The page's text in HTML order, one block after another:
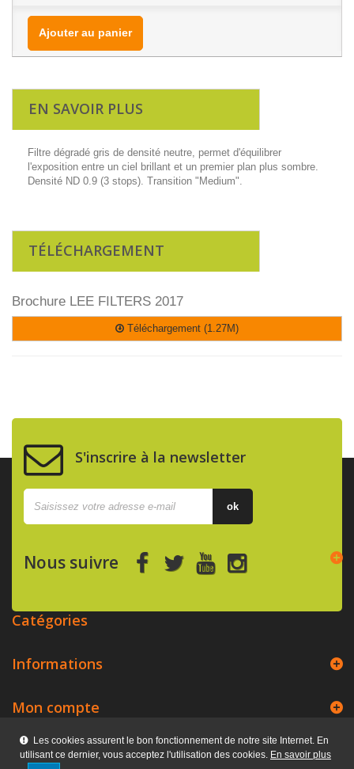
Les cookies assurent le bon fonctionnement de notre site Internet. En
utilisant ce dernier, vous acceptez l'utilisation des cookies. En savoir plus
Ajouter au panier
EN SAVOIR PLUS
Filtre dégradé gris de densité neutre, permet d'équilibrer
l'exposition entre un ciel brillant et un premier plan plus sombre.
Densité ND 0.9 (3 stops). Transition "Medium".
TÉLÉCHARGEMENT
Brochure LEE FILTERS 2017
Téléchargement (1.27M)
S'inscrire à la newsletter
ok
Nous suivre
Catégories
Informations
Mon compte
Kerpix